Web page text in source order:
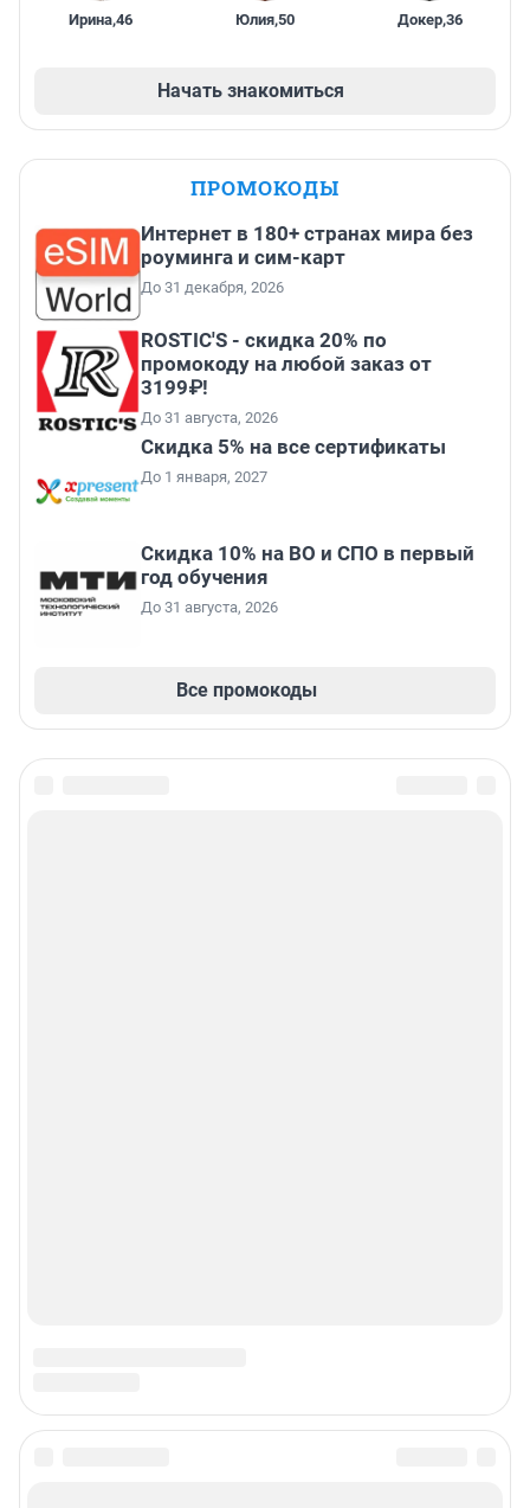
Ирина,46 Юлия,50 Докер,36
Начать знакомиться
ПРОМОКОДЫ
Интернет в 180+ странах мира без
роуминга и сим-карт
До 31 декабря, 2026
ROSTIC'S - скидка 20% по
промокоду на любой заказ от
3199₽!
До 31 августа, 2026
Скидка 5% на все сертификаты
До 1 января, 2027
Скидка 10% на ВО и СПО в первый
год обучения
До 31 августа, 2026
Все промокоды